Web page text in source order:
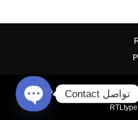
جميع الحقوق محفوظة All rights reserved. 2009 - 2024، محترف الخط
تواصل Contact